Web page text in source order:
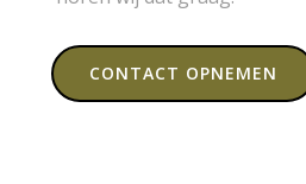
CONTACT OPNEMEN